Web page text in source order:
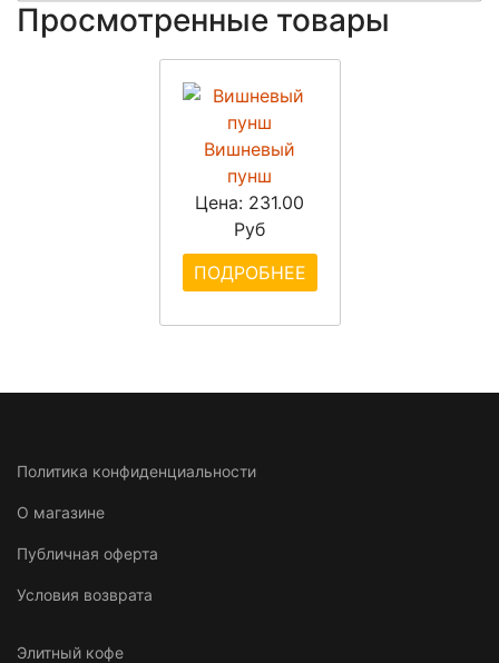
Просмотренные товары
Вишневый
пунш
Цена: 231.00
Руб
ПОДРОБНЕЕ
Политика конфиденциальности
О магазине
Публичная оферта
Условия возврата
Элитный кофе